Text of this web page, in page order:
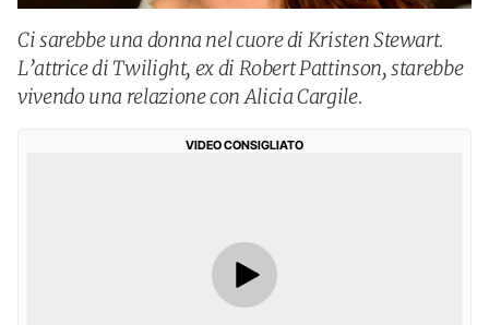
Ci sarebbe una donna nel cuore di Kristen Stewart.
L’attrice di Twilight, ex di Robert Pattinson, starebbe
vivendo una relazione con Alicia Cargile.
VIDEO CONSIGLIATO